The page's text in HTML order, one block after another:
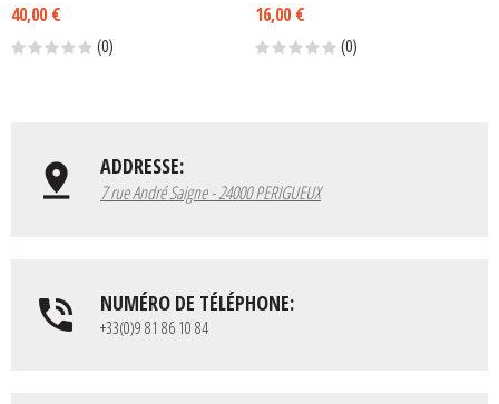
40,00 €
(0)
16,00 €
(0)
ADDRESSE:
7 rue André Saigne - 24000 PERIGUEUX
NUMÉRO DE TÉLÉPHONE:
+33(0)9 81 86 10 84